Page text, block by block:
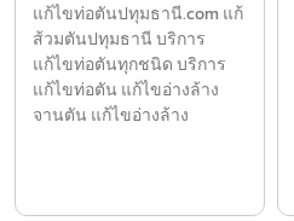
แก้ไขท่อตันปทุมธานี.com แก้
ส้วมตันปทุมธานี บริการ
แก้ไขท่อตันทุกชนิด บริการ
แก้ไขท่อตัน แก้ไขอ่างล้าง
จานตัน แก้ไขอ่างล้าง